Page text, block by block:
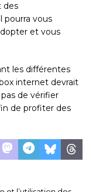
des
pourra vous
et vous
les différentes
internet devrait
de vérifier
de profiter des